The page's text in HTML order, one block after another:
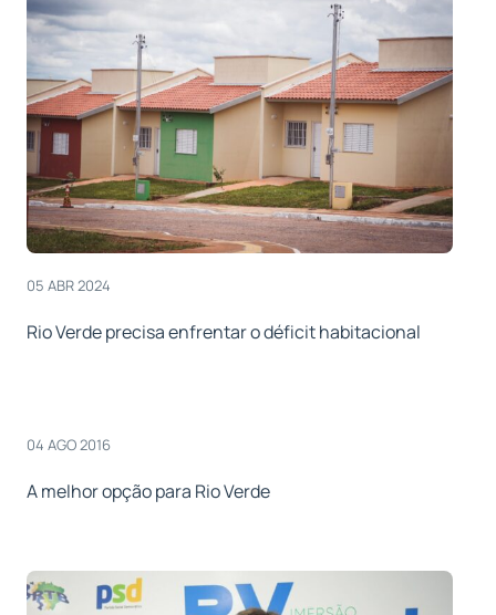
05 ABR 2024
Rio Verde precisa enfrentar o déficit habitacional
04 AGO 2016
A melhor opção para Rio Verde